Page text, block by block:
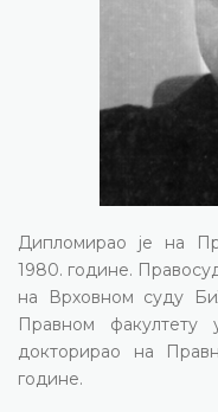
Дипломирао је на
1980. године.
на Врховном суду
Правном
докторирао на
године.